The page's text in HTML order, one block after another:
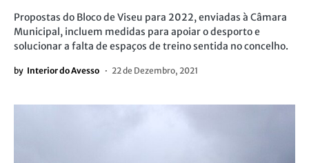
Propostas do Bloco de Viseu para 2022, enviadas à Câmara
Municipal, incluem medidas para apoiar o desporto e
solucionar a falta de espaços de treino sentida no concelho.
by Interior do Avesso 22 de Dezembro, 2021